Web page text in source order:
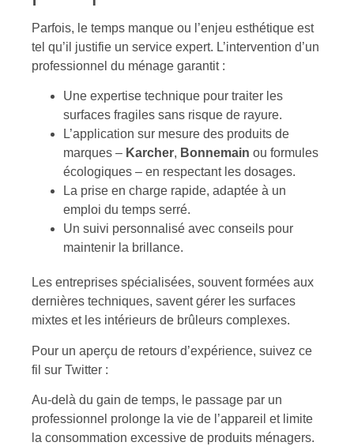
Parfois, le temps manque ou l’enjeu esthétique est
tel qu’il justifie un service expert. L’intervention d’un
professionnel du ménage garantit :
Une expertise technique pour traiter les
surfaces fragiles sans risque de rayure.
L’application sur mesure des produits de
marques – Karcher, Bonnemain ou formules
écologiques – en respectant les dosages.
La prise en charge rapide, adaptée à un
emploi du temps serré.
Un suivi personnalisé avec conseils pour
maintenir la brillance.
Les entreprises spécialisées, souvent formées aux
dernières techniques, savent gérer les surfaces
mixtes et les intérieurs de brûleurs complexes.
Pour un aperçu de retours d’expérience, suivez ce
fil sur Twitter :
Au-delà du gain de temps, le passage par un
professionnel prolonge la vie de l’appareil et limite
la consommation excessive de produits ménagers.